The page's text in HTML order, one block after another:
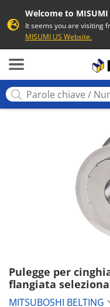
Welcome to
It seems you are visiting
MISUMI US Website.
Pulegge per
flangiata
acciaio / brunito,
MITSUBOSHI BELTING